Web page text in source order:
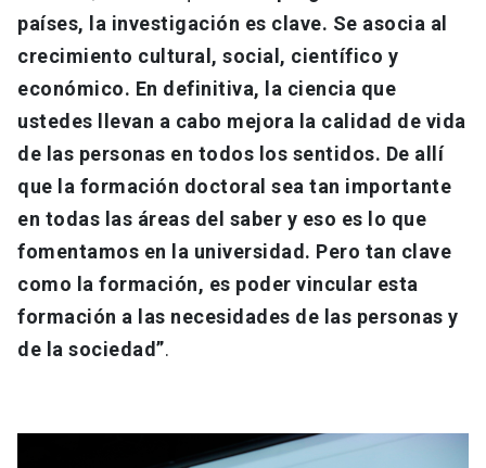
países, la investigación es clave. Se asocia al
crecimiento cultural, social, científico y
económico. En definitiva, la ciencia que
ustedes llevan a cabo mejora la calidad de vida
de las personas en todos los sentidos. De allí
que la formación doctoral sea tan importante
en todas las áreas del saber y eso es lo que
fomentamos en la universidad. Pero tan clave
como la formación, es poder vincular esta
formación a las necesidades de las personas y
de la sociedad”.